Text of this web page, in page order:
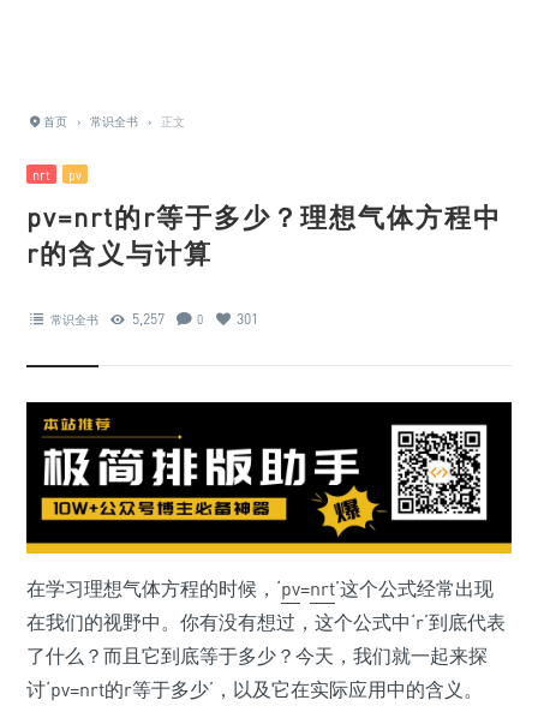
首页 › 常识全书 › 正文
nrt pv
pv=nrt的r等于多少？理想气体方程中
r的含义与计算
常识全书 5,257 0 301
在学习理想气体方程的时候，‘pv=nrt’这个公式经常出现
在我们的视野中。你有没有想过，这个公式中‘r’到底代表
了什么？而且它到底等于多少？今天，我们就一起来探
讨‘pv=nrt的r等于多少’，以及它在实际应用中的含义。